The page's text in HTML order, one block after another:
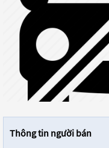
Thông tin người bán